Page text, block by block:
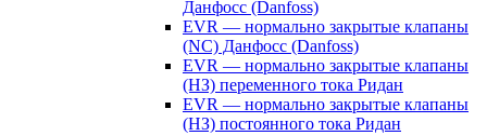
Данфосс (Danfoss)
EVR — нормально закрытые клапаны
(NC) Данфосс (Danfoss)
EVR — нормально закрытые клапаны
(НЗ) переменного тока Ридан
EVR — нормально закрытые клапаны
(НЗ) постоянного тока Ридан